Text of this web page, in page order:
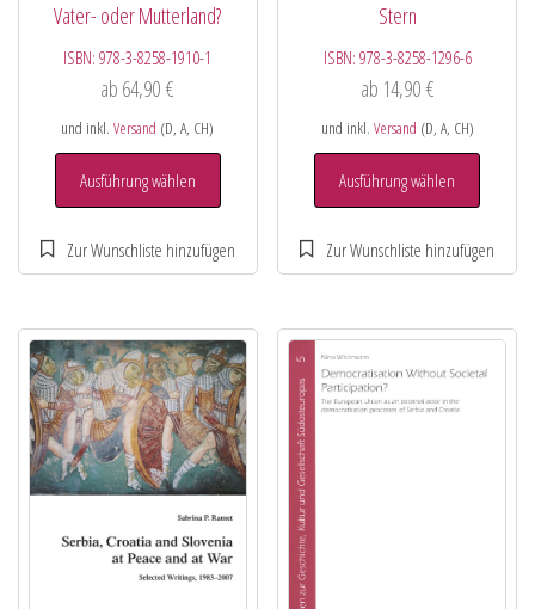
Vater- oder Mutterland?
ISBN:978-3-8258-1910-1
ab 64,90€
und inkl.Versand (D, A, CH)
Ausführung wählen
Stern
ISBN: 978-3-8258-1296-6
ab 14,90 €
und inkl. Versand (D, A, CH)
Ausführung wählen